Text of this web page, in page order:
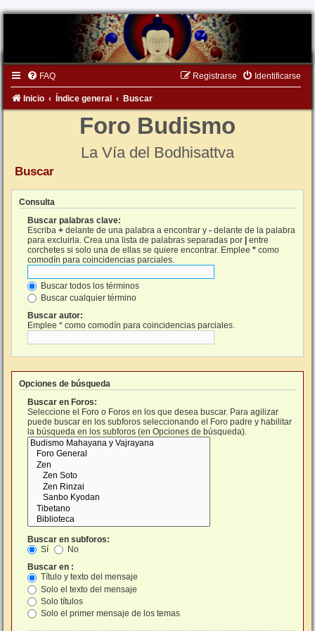
FAQ Identificarse
Registrarse
Inicio Índice general Buscar
Foro Budismo
La Vía del Bodhisattva
Buscar
Consulta
Buscar palabras clave:
Escriba + delante de una palabra a encontrar y - delante de la palabra
para excluirla. Crea una lista de palabras separadas por | entre
corchetes si solo una de ellas se quiere encontrar. Emplee * como
comodín para coincidencias parciales.
Buscar todos los términos
Buscar cualquier término
Buscar autor:
Emplee * como comodín para coincidencias parciales.
Opciones de búsqueda
Buscar en Foros:
Seleccione el Foro o Foros en los que desea buscar. Para agilizar
puede buscar en los subforos seleccionando el Foro padre y habilitar
la búsqueda en los subforos (en Opciones de búsqueda).
Buscar en subforos:
Sí
No
Buscar en :
Título y texto del mensaje
Solo el texto del mensaje
Solo títulos
Solo el primer mensaje de los temas